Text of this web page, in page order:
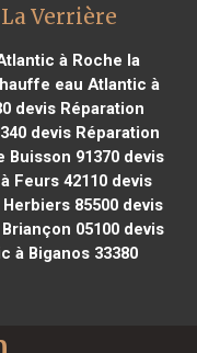
Verrière
à Roche la
eau Atlantic à
devis Réparation
devis Réparation
91370 devis
Feurs 42110 devis
85500 devis
05100 devis
à Biganos 33380